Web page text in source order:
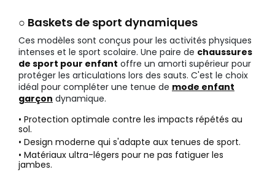
○ Baskets de sport dynamiques
Ces modèles sont conçus pour les activités physiques
intenses et le sport scolaire. Une paire de chaussures
de sport pour enfant offre un amorti supérieur pour
protéger les articulations lors des sauts. C'est le choix
idéal pour compléter une tenue de mode enfant
garçon dynamique.
• Protection optimale contre les impacts répétés au
sol.
• Design moderne qui s'adapte aux tenues de sport.
• Matériaux ultra-légers pour ne pas fatiguer les
jambes.